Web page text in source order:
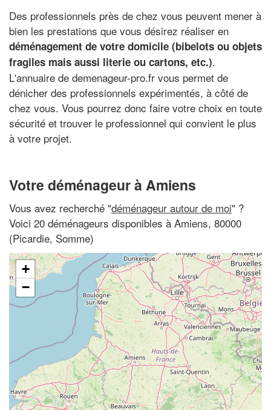
Des professionnels près de chez vous peuvent mener à
bien les prestations que vous désirez réaliser en
déménagement de votre domicile (bibelots ou objets
fragiles mais aussi literie ou cartons, etc.).
L'annuaire de demenageur-pro.fr vous permet de
dénicher des professionnels expérimentés, à côté de
chez vous. Vous pourrez donc faire votre choix en toute
sécurité et trouver le professionnel qui convient le plus
à votre projet.
Votre déménageur à Amiens
Vous avez recherché "déménageur autour de moi" ?
Voici 20 déménageurs disponibles à Amiens, 80000
(Picardie, Somme)
+
−